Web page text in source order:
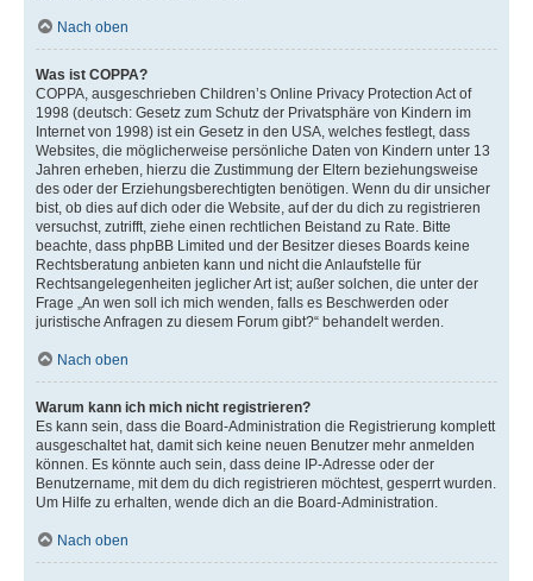
Nach oben
Was ist COPPA?
COPPA, ausgeschrieben Children’s Online Privacy Protection Act of
1998 (deutsch: Gesetz zum Schutz der Privatsphäre von Kindern im
Internet von 1998) ist ein Gesetz in den USA, welches festlegt, dass
Websites, die möglicherweise persönliche Daten von Kindern unter 13
Jahren erheben, hierzu die Zustimmung der Eltern beziehungsweise
des oder der Erziehungsberechtigten benötigen. Wenn du dir unsicher
bist, ob dies auf dich oder die Website, auf der du dich zu registrieren
versuchst, zutrifft, ziehe einen rechtlichen Beistand zu Rate. Bitte
beachte, dass phpBB Limited und der Besitzer dieses Boards keine
Rechtsberatung anbieten kann und nicht die Anlaufstelle für
Rechtsangelegenheiten jeglicher Art ist; außer solchen, die unter der
Frage „An wen soll ich mich wenden, falls es Beschwerden oder
juristische Anfragen zu diesem Forum gibt?“ behandelt werden.
Nach oben
Warum kann ich mich nicht registrieren?
Es kann sein, dass die Board-Administration die Registrierung komplett
ausgeschaltet hat, damit sich keine neuen Benutzer mehr anmelden
können. Es könnte auch sein, dass deine IP-Adresse oder der
Benutzername, mit dem du dich registrieren möchtest, gesperrt wurden.
Um Hilfe zu erhalten, wende dich an die Board-Administration.
Nach oben